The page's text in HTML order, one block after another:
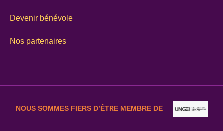
Devenir bénévole
Nos partenaires
NOUS SOMMES FIERS D’ÊTRE MEMBRE DE